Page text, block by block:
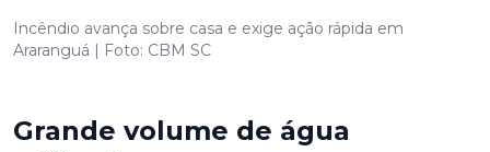
Incêndio avança sobre casa e exige ação rápida em
Araranguá | Foto: CBM SC
Grande volume de água